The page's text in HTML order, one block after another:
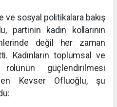
ve sosyal politikalara bakış
partinin kadın kollarının
değil her zaman
Kadınların toplumsal ve
güçlendirilmesi
Kevser Ofluoğlu, şu